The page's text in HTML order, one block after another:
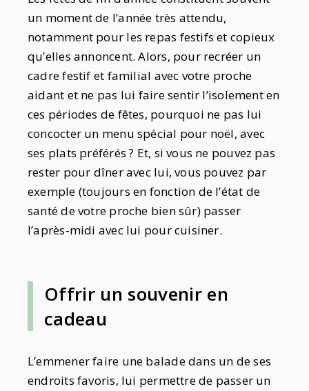
un moment de l’année très attendu,
notamment pour les repas festifs et copieux
qu’elles annoncent. Alors, pour recréer un
cadre festif et familial avec votre proche
aidant et ne pas lui faire sentir l’isolement en
ces périodes de fêtes, pourquoi ne pas lui
concocter un menu spécial pour noël, avec
ses plats préférés ? Et, si vous ne pouvez pas
rester pour dîner avec lui, vous pouvez par
exemple (toujours en fonction de l’état de
santé de votre proche bien sûr) passer
l’après-midi avec lui pour cuisiner.
Offrir un souvenir en
cadeau
L’emmener faire une balade dans un de ses
endroits favoris, lui permettre de passer un